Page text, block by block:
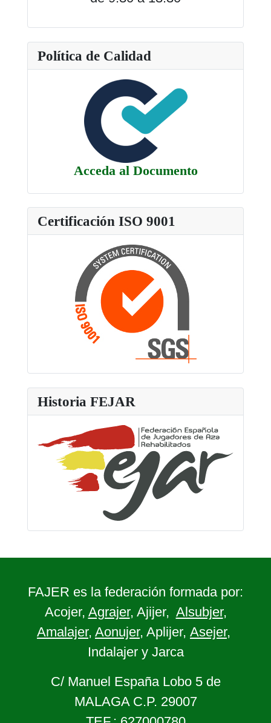
Política de Calidad
Acceda al Documento
Certificación ISO 9001
Historia FEJAR
FAJER es la federación formada por:
Acojer, Agrajer, Ajijer, Alsubjer,
Amalajer, Aonujer, Aplijer, Asejer,
Indalajer y Jarca
C/ Manuel España Lobo 5 de
MALAGA C.P. 29007